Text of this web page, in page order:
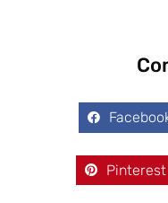
Pinterest